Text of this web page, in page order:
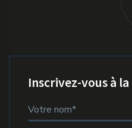
Inscrivez-vous à